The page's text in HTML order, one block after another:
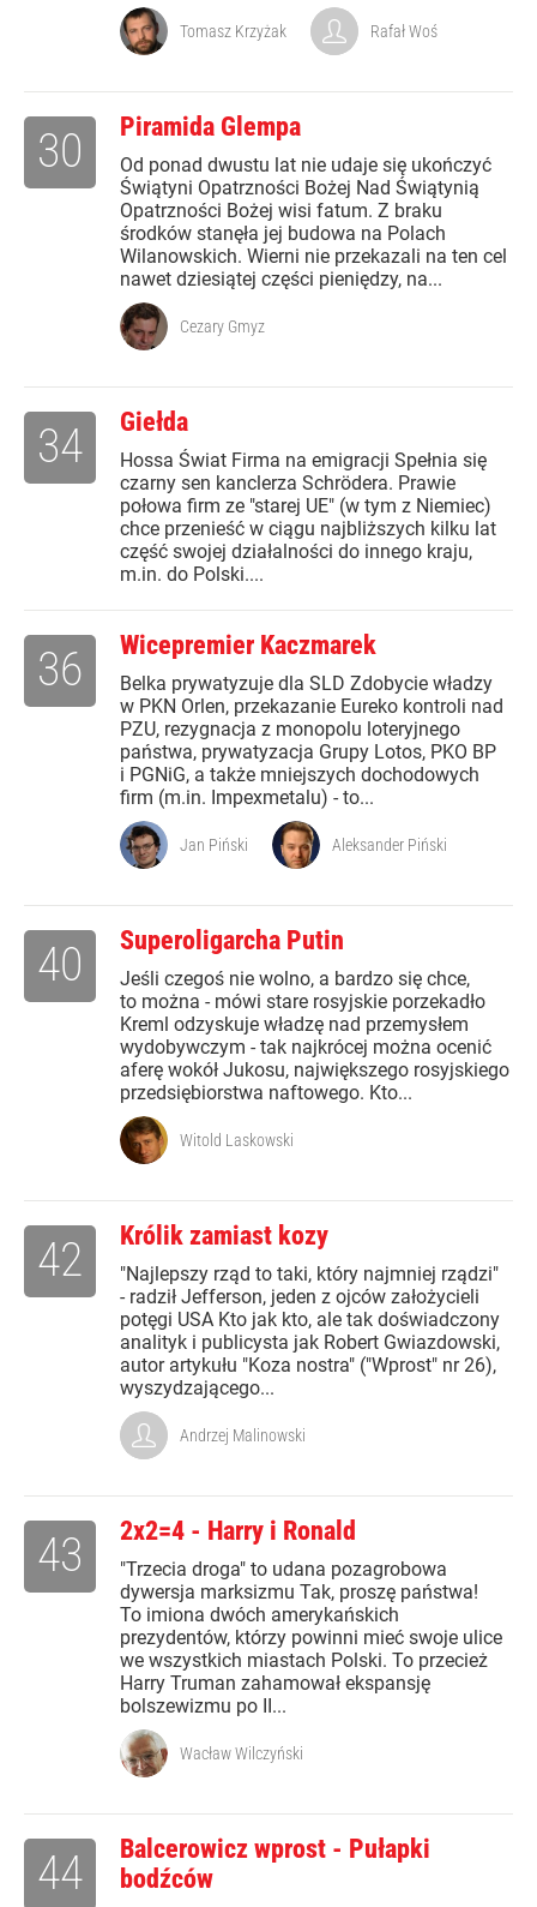
Tomasz Krzyżak Rafał Woś
Piramida Glempa
Od ponad dwustu lat nie udaje się ukończyć
Świątyni Opatrzności Bożej Nad Świątynią
Opatrzności Bożej wisi fatum. Z braku
środków stanęła jej budowa na Polach
Wilanowskich. Wierni nie przekazali na ten cel
nawet dziesiątej części pieniędzy, na...
30
Cezary Gmyz
Giełda
Hossa Świat Firma na emigracji Spełnia się
czarny sen kanclerza Schrödera. Prawie
połowa firm ze "starej UE" (w tym z Niemiec)
chce przenieść w ciągu najbliższych kilku lat
część swojej działalności do innego kraju,
m.in. do Polski....
34
Wicepremier Kaczmarek
Belka prywatyzuje dla SLD Zdobycie władzy
w PKN Orlen, przekazanie Eureko kontroli nad
PZU, rezygnacja z monopolu loteryjnego
państwa, prywatyzacja Grupy Lotos, PKO BP
i PGNiG, a także mniejszych dochodowych
firm (m.in. Impexmetalu) - to...
36
Jan Piński Aleksander Piński
Superoligarcha Putin
Jeśli czegoś nie wolno, a bardzo się chce,
to można - mówi stare rosyjskie porzekadło
Kreml odzyskuje władzę nad przemysłem
wydobywczym - tak najkrócej można ocenić
aferę wokół Jukosu, największego rosyjskiego
przedsiębiorstwa naftowego. Kto...
40
Witold Laskowski
Królik zamiast kozy
"Najlepszy rząd to taki, który najmniej rządzi"
- radził Jefferson, jeden z ojców założycieli
potęgi USA Kto jak kto, ale tak doświadczony
analityk i publicysta jak Robert Gwiazdowski,
autor artykułu "Koza nostra" ("Wprost" nr 26),
wyszydzającego...
42
Andrzej Malinowski
2x2=4 - Harry i Ronald
"Trzecia droga" to udana pozagrobowa
dywersja marksizmu Tak, proszę państwa!
To imiona dwóch amerykańskich
prezydentów, którzy powinni mieć swoje ulice
we wszystkich miastach Polski. To przecież
Harry Truman zahamował ekspansję
bolszewizmu po II...
43
Wacław Wilczyński
Balcerowicz wprost - Pułapki
bodźców
44